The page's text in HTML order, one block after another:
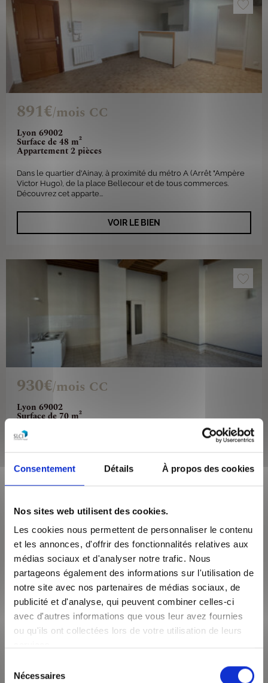
Consentement Détails À propos des cookies
Nos sites web utilisent des cookies.
Les cookies nous permettent de personnaliser le contenu
et les annonces, d'offrir des fonctionnalités relatives aux
médias sociaux et d'analyser notre trafic. Nous
partageons également des informations sur l'utilisation de
notre site avec nos partenaires de médias sociaux, de
publicité et d'analyse, qui peuvent combiner celles-ci
avec d'autres informations que vous leur avez fournies
ou qu'ils ont collectées lors de votre utilisation de leurs
Nécessaires
Lyon 69002
Surface de 48 m²
Appartement 2 pièces
891€/mois CC
Dans le quartier d'Ainay, à proximité du métro A (Arrêt "Ampère
Victor Hugo), de la place Bellecour et de tous commerces.
Découvrez cet apparte...
VOIR LE BIEN
Lyon 69002
Surface de 70 m²
930€/mois CC
Découvrez cet appartement T3 au 4ème éta...